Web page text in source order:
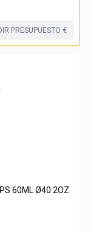
PRESUPUESTO €
60ML Ø40 2OZ